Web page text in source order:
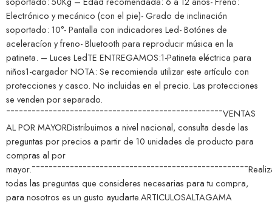
Electrónico y mecánico (con el pie)- Grado de inclinación
soportado: 10°- Pantalla con indicadores Led- Botónes de
aceleracíon y freno- Bluetooth para reproducir música en la
patineta. – Luces LedTE ENTREGAMOS:1-Patineta eléctrica para
niños1-cargador NOTA: Se recomienda utilizar este artículo con
protecciones y casco. No incluidas en el precio. Las protecciones
se venden por separado.
¯¯¯¯¯¯¯¯¯¯¯¯¯¯¯¯¯¯¯¯¯¯¯¯¯¯¯¯¯¯¯¯¯¯¯¯¯¯¯¯¯¯¯¯¯¯¯¯¯¯¯VENTAS
AL POR MAYORDistribuimos a nivel nacional, consulta desde las
preguntas por precios a partir de 10 unidades de producto para
compras al por
todas las preguntas que consideres necesarias para tu compra,
para nosotros es un gusto ayudarte.ARTICULOSALTAGAMA